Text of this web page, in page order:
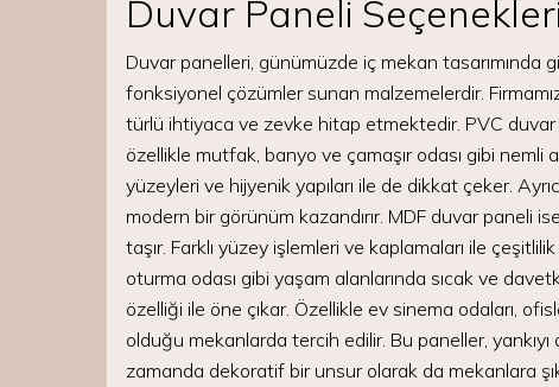
Duvar Paneli
Duvar panelleri, günümüzde iç mekan
fonksiyonel çözümler sunan malzemelerdir.
türlü ihtiyaca ve zevke hitap etmektedir. PVC
özellikle mutfak, banyo ve çamaşır odası gibi
yüzeyleri ve hijyenik yapıları ile de dikkat çeker.
modern bir görünüm kazandırır. MDF duvar paneli
taşır. Farklı yüzey işlemleri ve kaplamaları ile
oturma odası gibi yaşam alanlarında sıcak ve
özelliği ile öne çıkar. Özellikle ev sinema odaları,
olduğu mekanlarda tercih edilir. Bu paneller,
zamanda dekoratif bir unsur olarak da mekanlara